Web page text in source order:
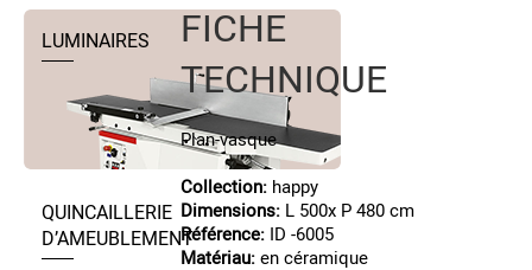
LUMINAIRES
QUINCAILLERIE
D’AMEUBLEMENT
FICHE
TECHNIQUE
Plan-vasque
Collection:happy
Dimensions:L 500x P 480 cm
Référence:ID -6005
Matériau:en céramique